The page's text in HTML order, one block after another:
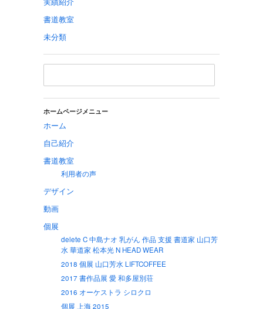
書道教室
未分類
ホームページメニュー
ホーム
自己紹介
書道教室
利用者の声
デザイン
動画
個展
delete C 中島ナオ 乳がん 作品 支援 書道家 山口芳
水 華道家 松本光 N HEAD WEAR
2018 個展 山口芳水 LIFTCOFFEE
2017 書作品展 愛 和多屋別荘
2016 オーケストラ シロクロ
個展 上海 2015